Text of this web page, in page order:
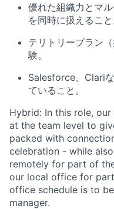
優れた組織力とマ
を同時に扱えること
テリトリープラン
験。
Salesforce、Clari
ていること。
Hybrid: In this role,
at the team level to
packed with
celebration - while
remotely for part of
our local office for
office schedule is to
manager.